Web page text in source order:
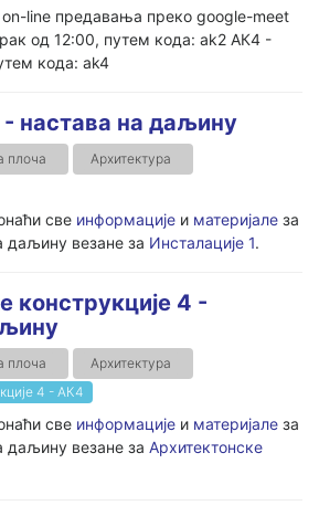
line предавања преко google-meet
од 12:00, путем кода: ak2 АК4 -
кода: ak4
- настава на даљину
плоча
Архитектура
све информације и материјале за
даљину везане за Инсталације 1.
конструкције 4 -
плоча
Архитектура
4 - АК4
све информације и материјале за
даљину везане за Архитектонске